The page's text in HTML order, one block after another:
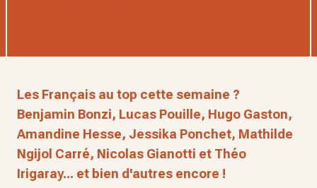
Les Français au top cette semaine ?
Benjamin Bonzi, Lucas Pouille, Hugo Gaston,
Amandine Hesse, Jessika Ponchet, Mathilde
Ngijol Carré, Nicolas Gianotti et Théo
Irigaray... et bien d'autres encore !